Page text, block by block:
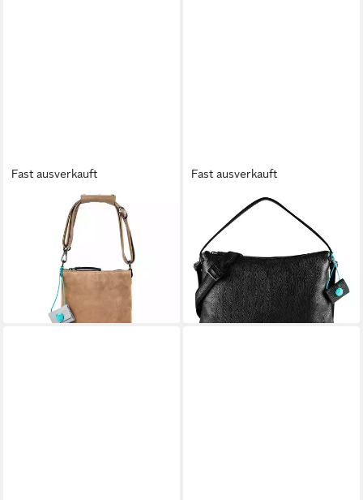
Fast ausverkauft
Henkeltasche Beyonce, Leder
lieferbar - in 2-3 Werktagen bei dir
Fast ausverkauft
Schultertasche Filippa, Leder
139,97 €
-22%
lieferbar - in 2-3 Werktagen bei dir